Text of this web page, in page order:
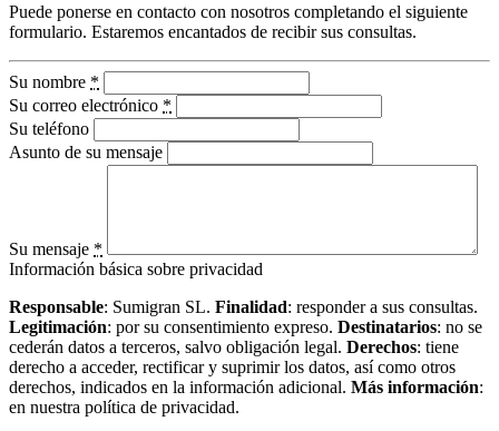
Puede ponerse en contacto con nosotros completando el siguiente
formulario. Estaremos encantados de recibir sus consultas.
Su nombre *
Su correo electrónico *
Su teléfono
Asunto de su mensaje
Su mensaje *
Información básica sobre privacidad
Responsable: Sumigran SL. Finalidad: responder a sus consultas.
Legitimación: por su consentimiento expreso. Destinatarios: no se
cederán datos a terceros, salvo obligación legal. Derechos: tiene
derecho a acceder, rectificar y suprimir los datos, así como otros
derechos, indicados en la información adicional. Más información:
en nuestra política de privacidad.